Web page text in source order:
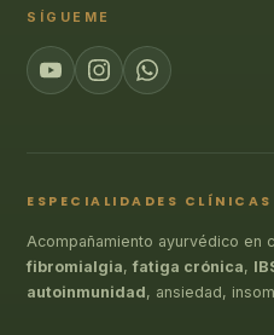
SÍGUEME
ESPECIALIDADES CLÍNICAS
Acompañamiento ayurvédico en
fibromialgia,fatiga crónica,
autoinmunidad, ansiedad,